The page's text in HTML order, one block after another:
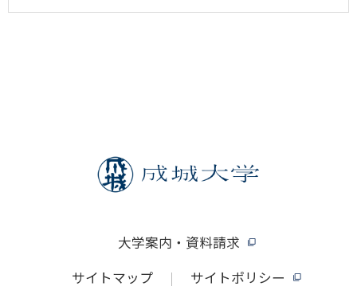
大学案内・資料請求
サイトマップ
サイトポリシー